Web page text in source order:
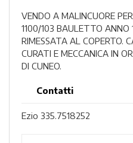
VENDO A MALINCUORE
1100/103 BAULETTO ANNO
RIMESSATA AL COPERTO.
CURATI E MECCANICA IN
DI CUNEO.
Contatti
Ezio 335.7518252